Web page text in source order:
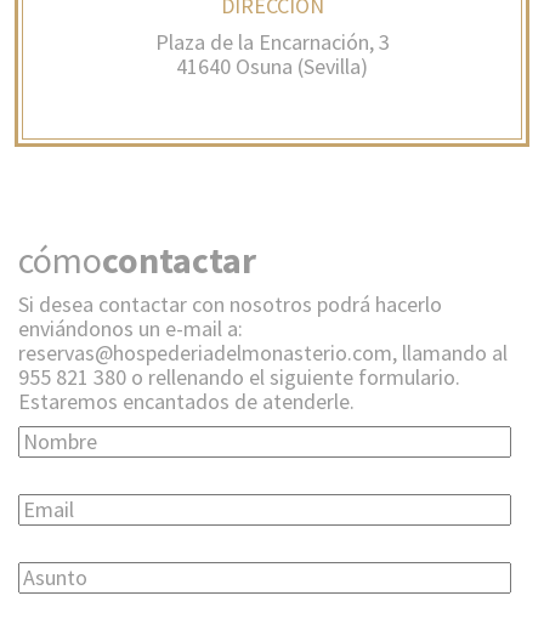
Plaza de la Encarnación, 3
41640 Osuna (Sevilla)
cómocontactar
Si desea contactar con nosotros podrá hacerlo
enviándonos un e-mail a:
reservas@hospederiadelmonasterio.com, llamando al
955 821 380 o rellenando el siguiente formulario.
Estaremos encantados de atenderle.